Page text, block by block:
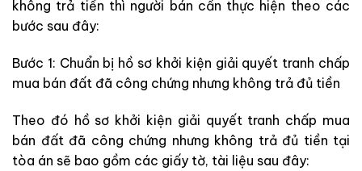
không trả tiền thì người bán cần thực hiện theo các
bước sau đây:
Bước 1: Chuẩn bị hồ sơ khởi kiện giải quyết tranh chấp
mua bán đất đã công chứng nhưng không trả đủ tiền
Theo đó hồ sơ khởi kiện giải quyết tranh chấp mua
bán đất đã công chứng nhưng không trả đủ tiền tại
tòa án sẽ bao gồm các giấy tờ, tài liệu sau đây: